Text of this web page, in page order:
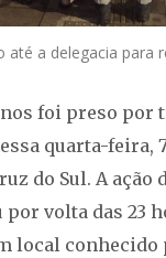
até a delegacia para
foi preso por
quarta-feira,
do Sul. A ação
volta das 23
local conhecido